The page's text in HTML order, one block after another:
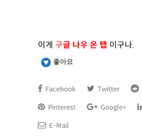
이게 구글 나우 온 탭 이구나.
좋아요
Facebook Twitter
Pinterest Google+
E-Mail